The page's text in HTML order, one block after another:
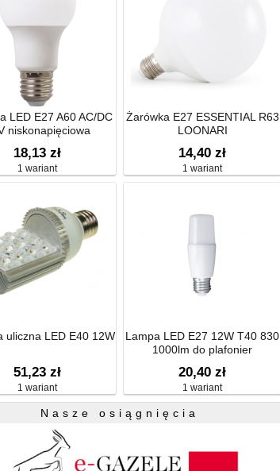
LED E27 A60 AC/DC
niskonapięciowa
18,13 zł
1 wariant
Żarówka E27 ESSENTIAL R63
LOONARI
14,40 zł
1 wariant
uliczna LED E40 12W
51,23 zł
1 wariant
Lampa LED E27 12W T40 830
1000lm do plafonier
20,40 zł
1 wariant
Nasze osiągnięcia